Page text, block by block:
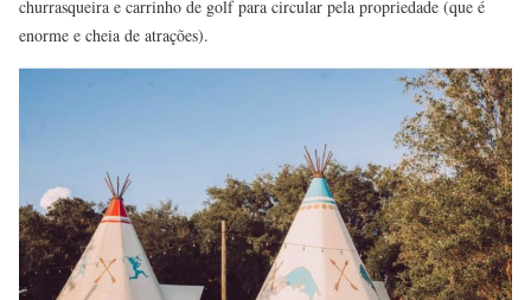
churrasqueira e carrinho de golf para circular pela propriedade (que é
enorme e cheia de atrações).